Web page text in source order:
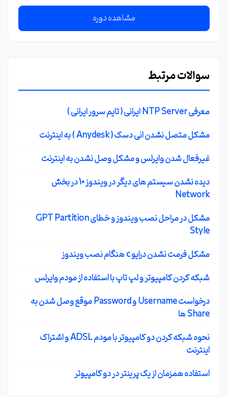
مشاهده دوره
سوالات مرتبط
معرفی NTP Server ایرانی ( تایم سرور ایرانی )
مشکل متصل نشدن انی دسک ( Anydesk ) به اینترنت
غیرفعال شدن وایرلس و مشکل وصل نشدن به اینترنت
دیده نشدن سیستم های دیگر در ویندوز 10 در بخش
Network
مشکل در مراحل نصب ویندوز و خطای GPT Partition
Style
مشکل فرمت نشدن درایو c هنگام نصب ویندوز
شبکه کردن کامپیوتر و لپ تاپ با استفاده از مودم وایرلس
درخواست Username و Password موقع وصل شدن به
Share ها
نحوه شبکه کردن دو کامپیوتر با مودم ADSL و اشتراک
اینترنت
استفاده همزمان از یک پرینتر در دو کامپیوتر